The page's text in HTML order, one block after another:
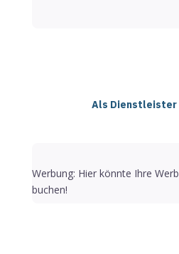
Als Dienstleister
Werbung: Hier könnte Ihre
buchen!